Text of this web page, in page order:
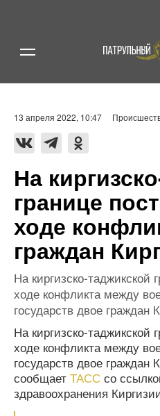
13 апреля 2022, 10:47
На
границе
ходе
граждан
На киргизско-таджикской
ходе конфликта между
государств двое граждан
На киргизско-таджикской
ходе конфликта между
государств двое граждан
сообщает ТАСС со
здравоохранения